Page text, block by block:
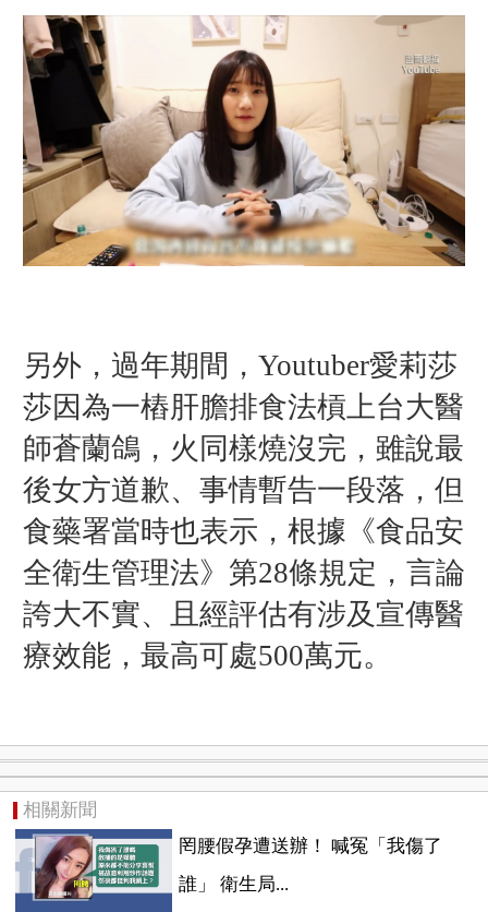
另外，過年期間，Youtuber愛莉莎
莎因為一樁肝膽排食法槓上台大醫
師蒼蘭鴿，火同樣燒沒完，雖說最
後女方道歉、事情暫告一段落，但
食藥署當時也表示，根據《食品安
全衛生管理法》第28條規定，言論
誇大不實、且經評估有涉及宣傳醫
療效能，最高可處500萬元。
相關新聞
罔腰假孕遭送辦！ 喊冤「我傷了
誰」 衛生局...